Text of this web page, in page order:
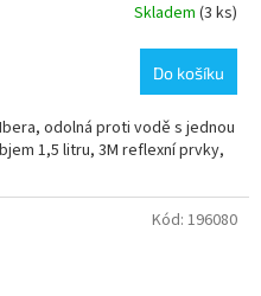
Skladem (3 ks)
Do košíku
odolná proti vodě s jednou
1,5 litru, 3M reflexní prvky,
Kód: 196080